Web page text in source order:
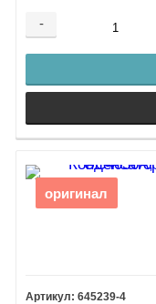
-
оригинал
645239-4